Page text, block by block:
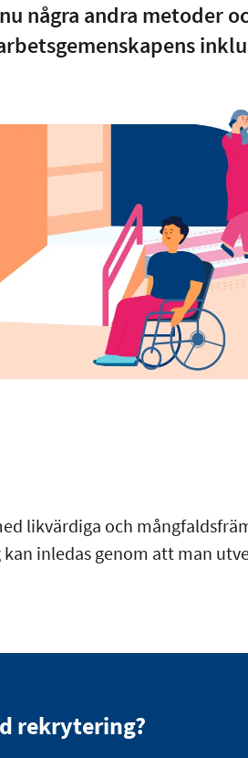
några andra metoder
likvärdiga och
inledas genom att man
rekrytering?